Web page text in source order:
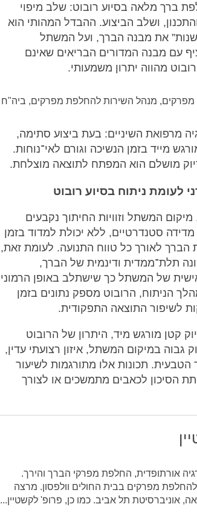
ברך מלאה בסיוע רובוט: שלב מיפוי
ושלב הביצוע. ההבדל המהותי הוא
את מבנה הברך, ועל המשתל
עם מבנה המדורים הבריאים שאינם
מהווה יתרון משמעותי.
מפרקים, מנהל השירות להחלפת מפרקים, ביה"ח
מרפואת השיניים: בעת ביצוע סתימה,
מייד בזמן הנשיכה וגורם לאי־נוחות.
מושלם הוא המפתח לתוצאה מוצלחת.
לעומת ניתוח בסיוע רובוט
המשתל וזוויות החיתוך נקבעים
סטנדרטיים, ללא יכולת למדוד בזמן
לאורך כל טווח התנועה. לעומת זאת,
תלת־ממדית ודינמית של הברך,
של המשתל כך שישתלב באופן הרמוני
הניתוח, הרובוט מספק נתונים בזמן
לשיפור התוצאה התפקודית.
קטן מורגש מיד, היתרון של הרובוט
גבוה במיקום המשתל, איזון רצועתי עדין,
תכונות אלו מתורגמות לשיעור
הסיכון לכאבים מתמשכים או לצורך
אורתופדית, החלפת מפרקי הברך והירך.
להחלפת מפרקים בבית החולים וולפסון. מרצה
אוניברסיטת תל אביב. כמו כן, פרופ' לקשטיין...